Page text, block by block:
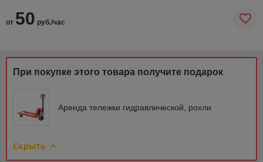
от 50 руб./час
При покупке этого товара получите подарок
Аренда тележки гидравлической, рохли
Скрыть